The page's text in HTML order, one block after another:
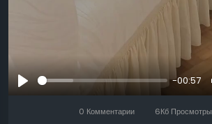
Воспроизвести
-00:57
0 Комментарии 6Кб Просмотры